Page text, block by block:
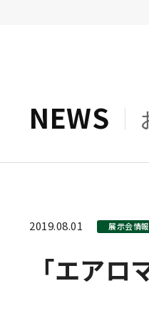
NEWS
2019.08.01 展示会情報
「エア